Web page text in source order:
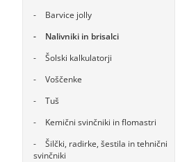
Barvice jolly
Nalivniki in brisalci
Šolski kalkulatorji
Voščenke
Tuš
Kemični svinčniki in flomastri
Šilčki, radirke, šestila in tehnični
svinčniki